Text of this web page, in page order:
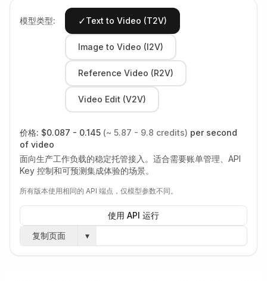
模型类型: ✓Text to Video (T2V)
Image to Video (I2V)
Reference Video (R2V)
Video Edit (V2V)
价格: $0.087 - 0.145 (~ 5.87 - 9.8 credits) per second
of video
面向生产工作负载的稳定托管接入。适合需要账单管理、API
Key 控制和可预测集成体验的场景。
所有版本使用相同的 API 端点，仅模型参数不同。
使用 API 运行
复制页面
▾